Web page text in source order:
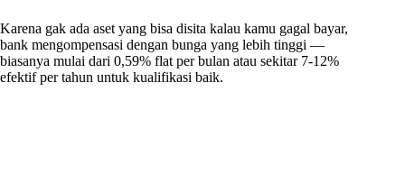
Karena gak ada aset yang bisa disita kalau kamu gagal bayar,
bank mengompensasi dengan bunga yang lebih tinggi —
biasanya mulai dari 0,59% flat per bulan atau sekitar 7-12%
efektif per tahun untuk kualifikasi baik.